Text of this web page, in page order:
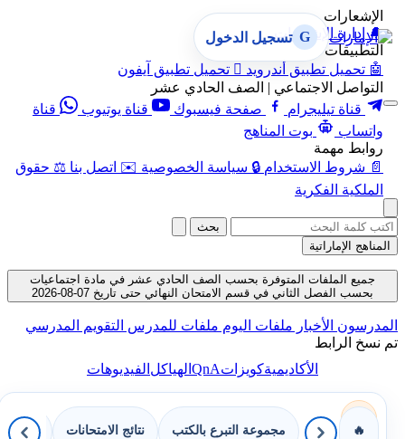
الإشعارات
🔔 إدارة الإشعارات
التطبيقات
🤖 تحميل تطبيق أندرويد  تحميل تطبيق آيفون
التواصل الاجتماعي | الصف الحادي عشر
قناة تيليجرام
صفحة فيسبوك قناة يوتيوب
قناة
واتساب
بوت المناهج
روابط مهمة
📄 شروط الاستخدام 🔒 سياسة الخصوصية ✉️ اتصل بنا ⚖️ حقوق
الملكية الفكرية
G تسجيل الدخول
بحث
المناهج الإماراتية
جميع الملفات المتوفرة بحسب الصف الحادي عشر في مادة اجتماعيات
بحسب الفصل الثاني في قسم الامتحان النهائي حتى تاريخ 07-08-2026
المدرسون الأخبار ملفات اليوم ملفات للمدرس التقويم المدرسي
تم نسخ الرابط
الأكاديميةكويزاتQnAالهياكلالفيديوهات
🔥 مجموعة التبرع بالكتب نتائج الامتحانات